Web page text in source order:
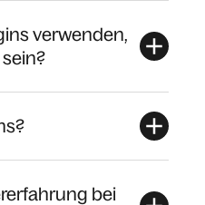
verwenden,
bei